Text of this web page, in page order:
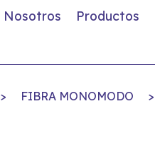
Nosotros Productos
> FIBRA MONOMODO >